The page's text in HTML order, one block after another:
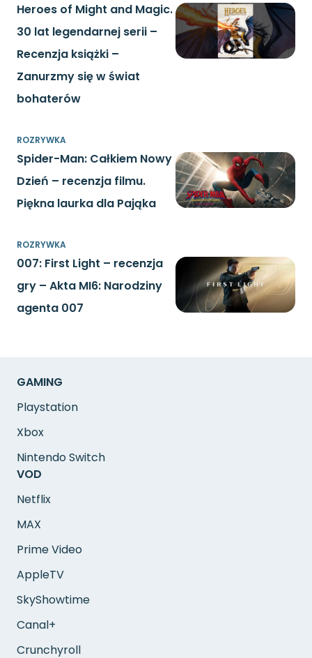
Heroes of Might and Magic.
30 lat legendarnej serii –
Recenzja książki –
Zanurzmy się w świat
bohaterów
ROZRYWKA
Spider-Man: Całkiem Nowy
Dzień – recenzja filmu.
Piękna laurka dla Pająka
ROZRYWKA
007: First Light – recenzja
gry – Akta MI6: Narodziny
agenta 007
GAMING
Playstation
Xbox
Nintendo Switch
VOD
Netflix
MAX
Prime Video
AppleTV
SkyShowtime
Canal+
Crunchyroll